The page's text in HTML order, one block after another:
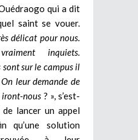
qui a dit
saint se vouer.
délicat pour nous.
inquiets.
sont sur le campus il
leur demande de
nous ? », s’est-
lancer un appel
qu’une solution